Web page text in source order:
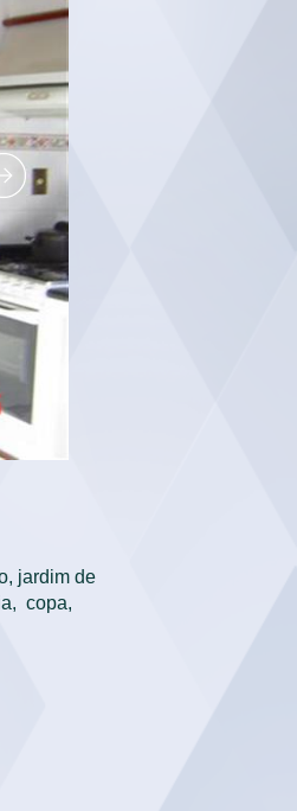
jardim de
copa,